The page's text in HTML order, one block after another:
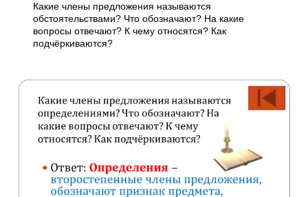
Какие члены предложения называются
обстоятельствами? Что обозначают? На какие
вопросы отвечают? К чему относятся? Как
подчёркиваются?